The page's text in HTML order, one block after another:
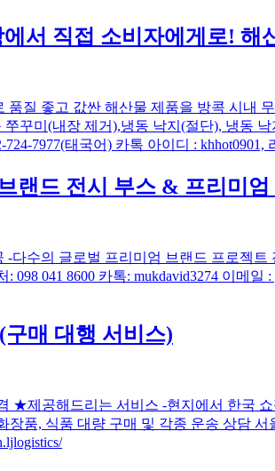
서 직접 소비자에게로! 해
품질 좋고 값싼 해산물 제품을 방콕 시내
꾸미(내장 제거),냉동 낙지(절단), 냉동
7977(태국어) 카톡 아이디 : khhot0901,
랜드 전시 부스 & 프리미
수의 글로벌 프리미엄 브랜드 프로젝
041 8600 카톡: mukdavid3274 이메일 :
매 대행 서비스)
★제공해드리는 서비스 -현지에서 한국
품, 식품 대량 구매 및 각종 운송 상담 서